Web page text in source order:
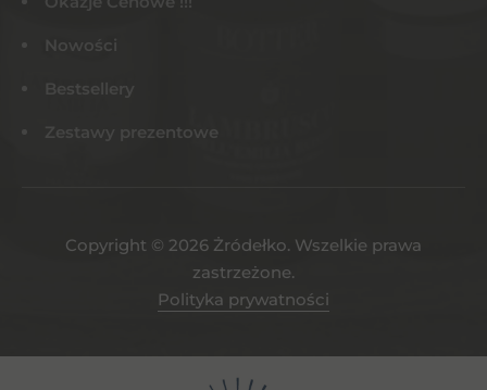
Nowości
Bestsellery
Zestawy prezentowe
Copyright © 2026 Żródełko. Wszelkie prawa
zastrzeżone.
Polityka prywatności